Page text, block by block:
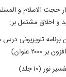
آثار حجت الاسلام و
و اخلاق مشتمل بر:
(۱۰ جلد)